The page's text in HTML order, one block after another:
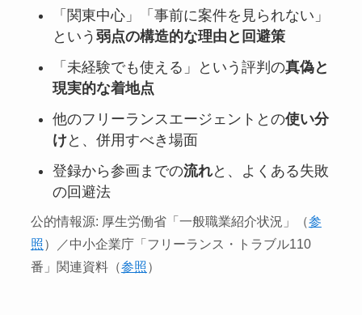
「関東中心」「事前に案件を見られない」
という 弱点の構造的な理由と回避策
「未経験でも使える」という評判の真偽と
現実的な着地点
他のフリーランスエージェントとの使い分
けと、併用すべき場面
登録から参画までの流れと、よくある失敗
の回避法
公的情報源: 厚生労働省「一般職業紹介状況」（参
照）／中小企業庁「フリーランス・トラブル110
番」関連資料（参照）